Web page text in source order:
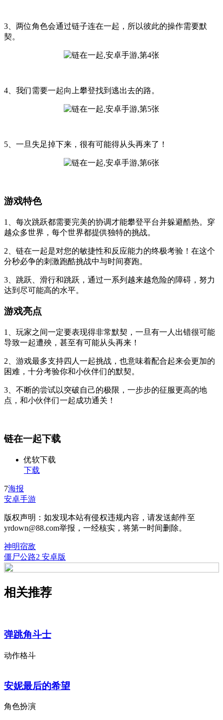
3、两位角色会通过链子连在一起，所以彼此的操作需要默
契。
4、我们需要一起向上攀登找到逃出去的路。
5、一旦失足掉下来，很有可能得从头再来了！
游戏特色
1、每次跳跃都需要完美的协调才能攀登平台并躲避酷热。穿
越众多世界，每个世界都提供独特的挑战。
2、链在一起是对您的敏捷性和反应能力的终极考验！在这个
分秒必争的刺激跑酷挑战中与时间赛跑。
3、跳跃、滑行和跳跃，通过一系列越来越危险的障碍，努力
达到尽可能高的水平。
游戏亮点
1、玩家之间一定要表现得非常默契，一旦有一人出错很可能
导致一起遭殃，甚至有可能从头再来！
2、游戏最多支持四人一起挑战，也意味着配合起来会更加的
困难，十分考验你和小伙伴们的默契。
3、不断的尝试以突破自己的极限，一步步的征服更高的地
点，和小伙伴们一起成功通关！
链在一起下载
优软下载
下载
7海报
安卓手游
版权声明：如发现本站有侵权违规内容，请发送邮件至
yrdown@88.com举报，一经核实，将第一时间删除。
神明宿敌
僵尸公路2 安卓版
相关推荐
弹跳角斗士
动作格斗
安妮最后的希望
角色扮演